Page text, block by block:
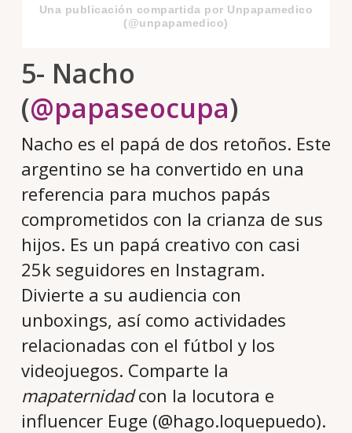
Una publicación compartida por Unpapamedico
(@unpapamedico)
5- Nacho
(@papaseocupa)
Nacho es el papá de dos retoños. Este
argentino se ha convertido en una
referencia para muchos papás
comprometidos con la crianza de sus
hijos. Es un papá creativo con casi
25k seguidores en Instagram.
Divierte a su audiencia con
unboxings, así como actividades
relacionadas con el fútbol y los
videojuegos. Comparte la
mapaternidadcon la locutora e
influencer Euge (@hago.loquepuedo).